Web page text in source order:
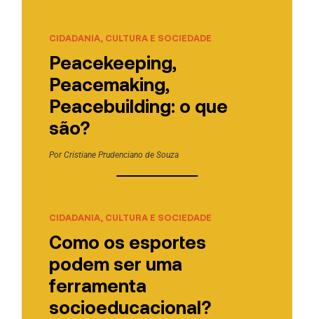
CIDADANIA, CULTURA E SOCIEDADE
Peacekeeping,
Peacemaking,
Peacebuilding: o que
são?
PorCristiane Prudenciano de Souza
CIDADANIA, CULTURA E SOCIEDADE
Como os esportes
podem ser uma
ferramenta
socioeducacional?